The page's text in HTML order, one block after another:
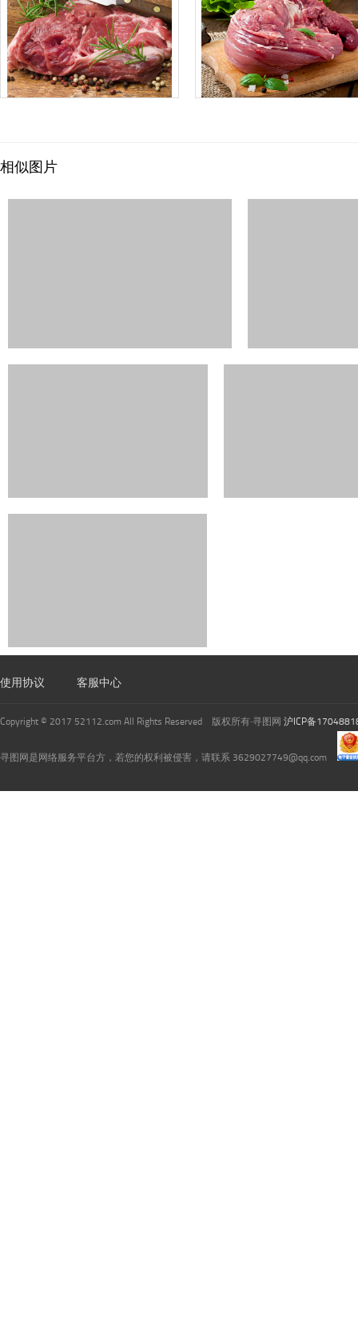
相似图片
使用协议 客服中心
Copyright © 2017 52112.com All Rights Reserved 版权所有·寻图网 沪ICP备
寻图网是网络服务平台方，若您的权利被侵害，请联系 3629027749@qq.com